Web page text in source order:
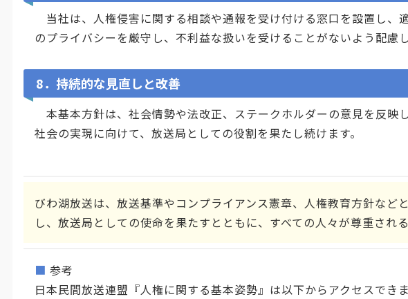
当社は、人権侵害に関する相談や通報を受け付ける窓口を設置し、
のプライバシーを厳守し、不利益な扱いを受けることがないよう配慮し
8．持続的な見直しと改善
本基本方針は、社会情勢や法改正、ステークホルダーの意見を反映
社会の実現に向けて、放送局としての役割を果たし続けます。
びわ湖放送は、放送基準やコンプライアンス憲章、人権教育方針など
し、放送局としての使命を果たすとともに、すべての人々が尊重され
■ 参考
日本民間放送連盟『人権に関する基本姿勢』は以下からアクセスできま